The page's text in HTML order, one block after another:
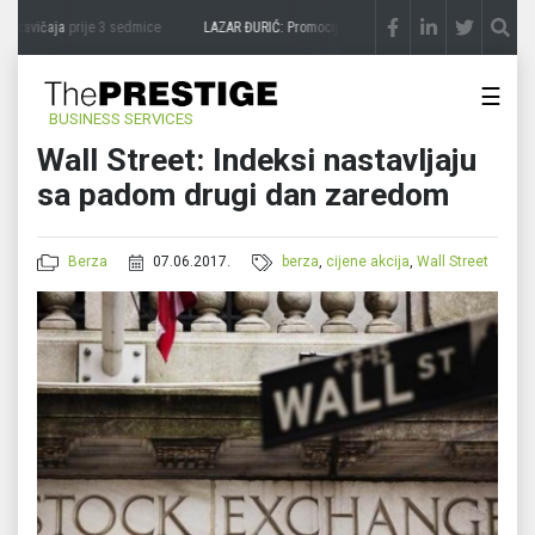
zavičajaprije 3 sedmice LAZAR ĐURIĆ: Promocija potencijal pretvara u destinaciju
BUSINESS SERVICES
☰
Wall Street: Indeksi nastavljaju
sa padom drugi dan zaredom
Berza 07.06.2017. berza, cijene akcija,Wall Street